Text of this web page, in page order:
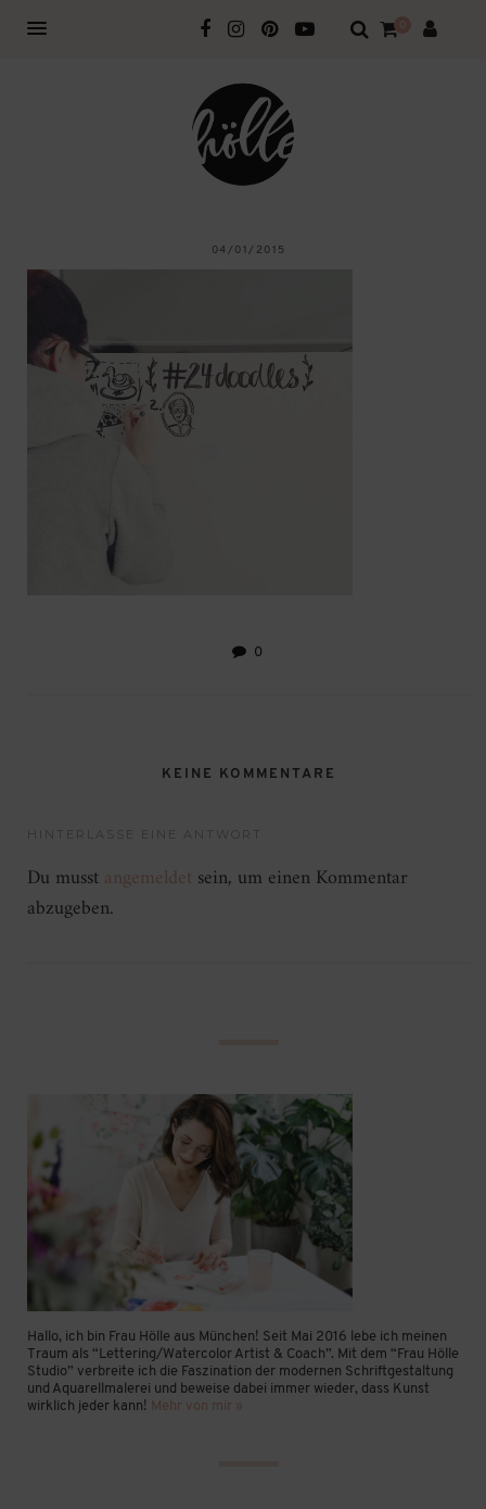
0
04/01/2015
0
KEINE KOMMENTARE
HINTERLASSE EINE ANTWORT
Du musstangemeldet sein, um einen Kommentar
abzugeben.
Hallo, ich bin Frau Hölle aus München! Seit Mai 2016 lebe ich meinen
Traum als “Lettering/Watercolor Artist & Coach”. Mit dem “Frau Hölle
Studio” verbreite ich die Faszination der modernen Schriftgestaltung
und Aquarellmalerei und beweise dabei immer wieder, dass Kunst
wirklich jeder kann! Mehr von mir »